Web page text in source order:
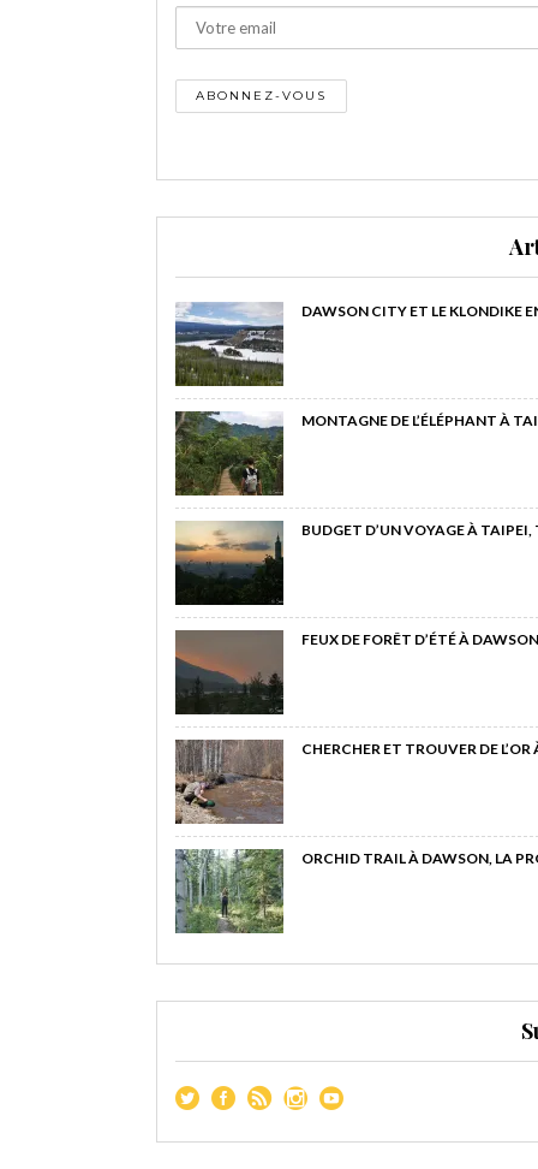
DAWSON CITY ET LE KLONDIKE
MONTAGNE DE L’ÉLÉPHANT À
BUDGET D’UN VOYAGE À
FEUX DE FORÊT D’ÉTÉ À
CHERCHER ET TROUVER DE
ORCHID TRAIL À DAWSON, LA